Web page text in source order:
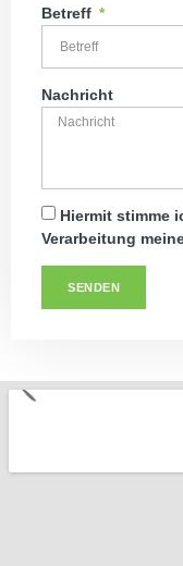
Betreff
Nachricht
Hiermit stimme
Verarbeitung
SENDEN